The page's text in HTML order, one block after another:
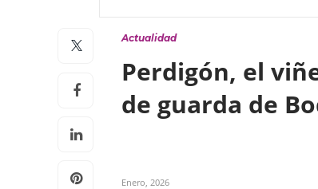
Actualidad
Perdigón, el
de guarda de
Enero, 2026